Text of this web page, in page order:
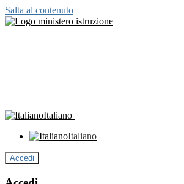
Salta al contenuto
Italiano
Italiano
Accedi